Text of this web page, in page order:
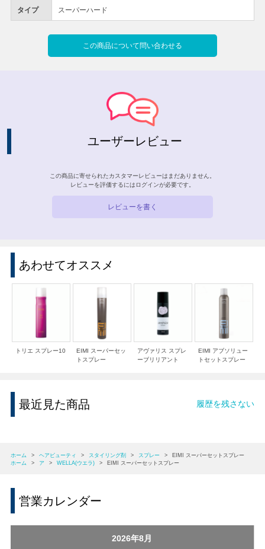
タイプ スーパーハード
この商品について問い合わせる
ユーザーレビュー
この商品に寄せられたカスタマーレビューはまだありません。
レビューを評価するには ログインが必要です。
レビューを書く
あわせてオススメ
トリエ スプレー10
EIMI スーパーセッ
トスプレー
アヴァリス スプレ
ーブリリアント
EIMI アブソリュー
トセットスプレー
最近見た商品 履歴を残さない
ホーム > ヘアビューティ > スタイリング剤 > スプレー >
EIMI スーパーセットスプレー
ホーム
> ア > WELLA(ウエラ) > EIMI スーパーセットスプレー
営業カレンダー
2026年8月